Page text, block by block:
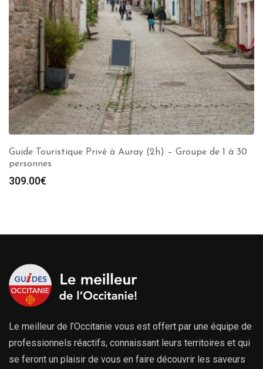
Guide Touristique Privé à Auray (2h) – Groupe de 1 à 30
personnes
309.00€
Le meilleur de l’Occitanie vous est offert par une équipe de
professionnels réactifs, connaissant leurs territoires et qui
se feront un plaisir de vous en faire découvrir les saveurs